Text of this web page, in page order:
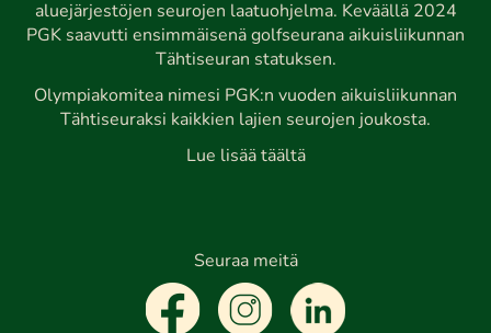
aluejärjestöjen seurojen laatuohjelma. Keväällä 2024
PGK saavutti ensimmäisenä golfseurana aikuisliikunnan
Tähtiseuran statuksen.
Olympiakomitea nimesi PGK:n vuoden aikuisliikunnan
Tähtiseuraksi kaikkien lajien seurojen joukosta.
Lue lisää täältä
Seuraa meitä